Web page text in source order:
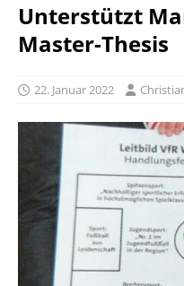
Unterstützt
Master-Thesis
22. Januar 2022